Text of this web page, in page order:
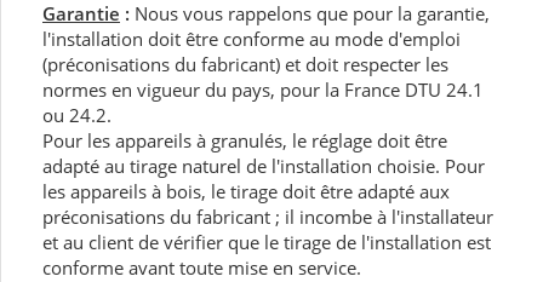
Garantie : Nous vous rappelons que pour la garantie,
l'installation doit être conforme au mode d'emploi
(préconisations du fabricant) et doit respecter les
normes en vigueur du pays, pour la France DTU 24.1
ou 24.2.
Pour les appareils à granulés, le réglage doit être
adapté au tirage naturel de l'installation choisie. Pour
les appareils à bois, le tirage doit être adapté aux
préconisations du fabricant ; il incombe à l'installateur
et au client de vérifier que le tirage de l'installation est
conforme avant toute mise en service.